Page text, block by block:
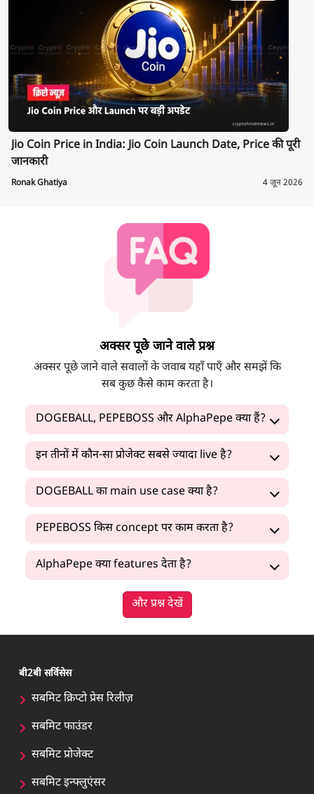
Jio Coin Price in India: Jio Coin Launch Date, Price की पूरी
जानकारी
Ronak Ghatiya 4 जून 2026
अक्सर पूछे जाने वाले प्रश्न
अक्सर पूछे जाने वाले सवालों के जवाब यहाँ पाएँ और समझें कि
सब कुछ कैसे काम करता है।
DOGEBALL, PEPEBOSS और AlphaPepe क्या हैं?
इन तीनों में कौन-सा प्रोजेक्ट सबसे ज्यादा live है?
DOGEBALL का main use case क्या है?
PEPEBOSS किस concept पर काम करता है?
AlphaPepe क्या features देता है?
और प्रश्न देखें
बी2बी सर्विसेस
सबमिट क्रिप्टो प्रेस रिलीज़
सबमिट फाउंडर
सबमिट प्रोजेक्ट
सबमिट इन्फ्लुएंसर